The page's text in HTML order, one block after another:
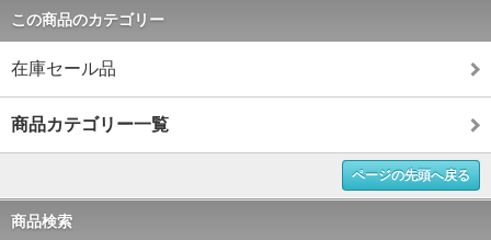
この商品のカテゴリー
在庫セール品
商品カテゴリー一覧
ページの先頭へ戻る
商品検索